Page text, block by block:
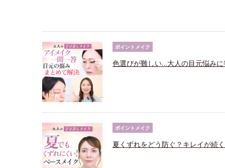
ポイントメイク
色選びが難しい…大人の目元悩み
ポイントメイク
夏くずれをどう防ぐ？キレイが続